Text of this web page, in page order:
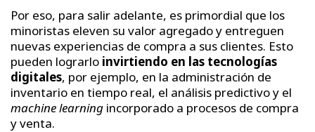
Por eso, para salir adelante, es primordial que los
minoristas eleven su valor agregado y entreguen
nuevas experiencias de compra a sus clientes. Esto
pueden lograrlo invirtiendo en las tecnologías
digitales, por ejemplo, en la administración de
inventario en tiempo real, el análisis predictivo y el
machine learning incorporado a procesos de compra
y venta.